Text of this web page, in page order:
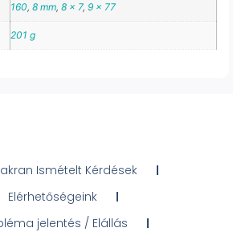
160, 8 mm, 8 x 7, 9 x 77
201 g
Ismételt Kérdések
Elérhetőségeink
jelentés / Elállás